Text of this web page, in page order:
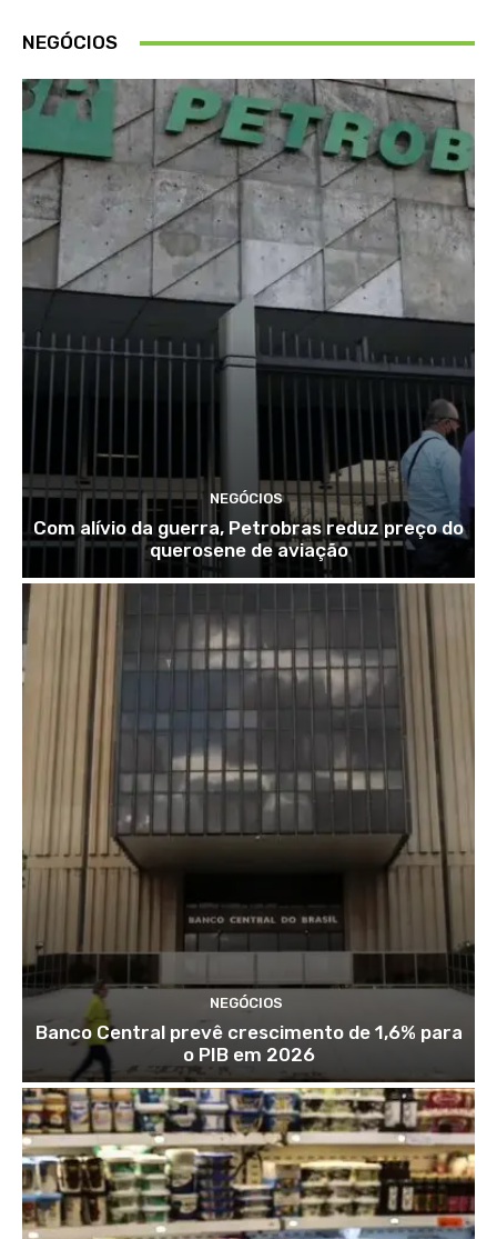
NEGÓCIOS
NEGÓCIOS
Com alívio da guerra, Petrobras reduz preço do
querosene de aviação
NEGÓCIOS
Banco Central prevê crescimento de 1,6% para
o PIB em 2026